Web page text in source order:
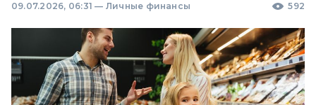
09.07.2026, 06:31 — Личные финансы 592